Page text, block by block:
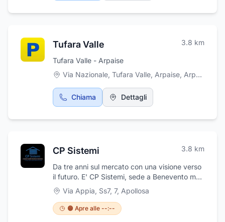
Tufara Valle 3.8 km
Tufara Valle - Arpaise
Via Nazionale, Tufara Valle, Arpaise, Arpaise
Chiama Dettagli
CP Sistemi 3.8 km
Da tre anni sul mercato con una visione verso
il futuro. E' CP Sistemi, sede a Benevento ma
con il dichiarato intento di raggiungere mete
ed obiettivi lontani dalla sede natìa. Una
squadra composta da professionisti
altamente qualificati e appassionati,
Via Appia, Ss7, 7, Apollosa
🟠 Apre alle --:--